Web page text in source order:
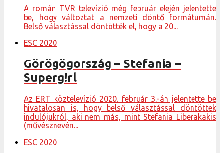
A román TVR televízió még február elején jelentette
be, hogy változtat a nemzeti döntő formátumán.
Belső választással döntötték el, hogy a 20...
ESC 2020
Görögögország – Stefania –
Superg!rl
Az ERT köztelevízió 2020. február 3.-án jelentette be
hivatalosan is, hogy belső választással döntöttek
indulójukról, aki nem más, mint Stefania Liberakakis
(művésznevén...
ESC 2020